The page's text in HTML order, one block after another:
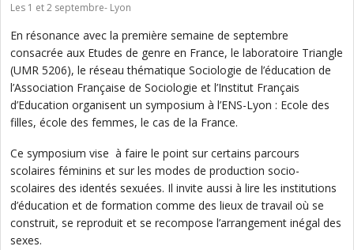
Les 1 et 2 septembre- Lyon
En résonance avec la première semaine de septembre
consacrée aux Etudes de genre en France, le laboratoire Triangle
(UMR 5206), le réseau thématique Sociologie de l’éducation de
l’Association Française de Sociologie et l’Institut Français
d’Education organisent un symposium à l’ENS-Lyon : Ecole des
filles, école des femmes, le cas de la France.
Ce symposium vise à faire le point sur certains parcours
scolaires féminins et sur les modes de production socio-
scolaires des identés sexuées. Il invite aussi à lire les institutions
d’éducation et de formation comme des lieux de travail où se
construit, se reproduit et se recompose l’arrangement inégal des
sexes.